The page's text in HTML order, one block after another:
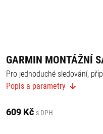
GARMIN MONTÁŽNÍ
Pro jednoduché sledování,
pro motocykly zumo® na
povrch. Sada obsahuje držák
Popis a parametry
609 Kč s DPH